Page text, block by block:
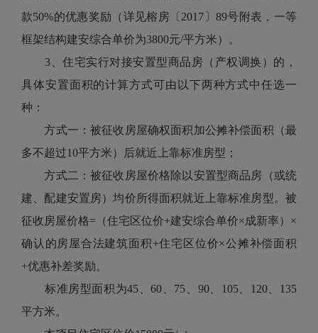
款50%的优惠奖励（详见榕房〔2017〕89号附表，一等
框架结构建安综合单价为3800元/平方米）。
3、住宅实行对接安置型商品房（产权调换）的，
具体安置面积的计算方式可由以下两种方式中任选一
种：
方式一：被征收房屋确权面积加公摊补偿面积（最
多不超过10平方米）后就近上靠标准房型；
方式二：被征收房屋价格除以安置型商品房（或统
建、配建安置房）均价所得面积就近上靠标准房型。被
征收房屋价格=（住宅区位价+建安综合单价×成新率）×
确认的房屋合法建筑面积+住宅区位价×公摊补偿面积
+优惠补差奖励。
标准房型面积为45、60、75、90、105、120、135
平方米。